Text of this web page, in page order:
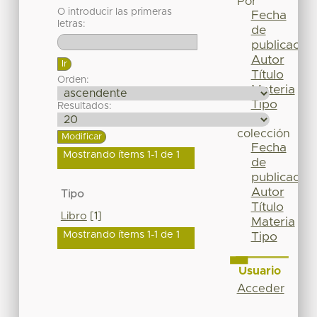
O introducir las primeras
letras:
Orden:
Resultados:
Mostrando ítems 1-1 de 1
Tipo
Libro [1]
Mostrando ítems 1-1 de 1
Fecha
de
publicación
Autor
Título
Materia
Tipo
colección
Fecha
de
publicación
Autor
Título
Materia
Tipo
Usuario
Acceder